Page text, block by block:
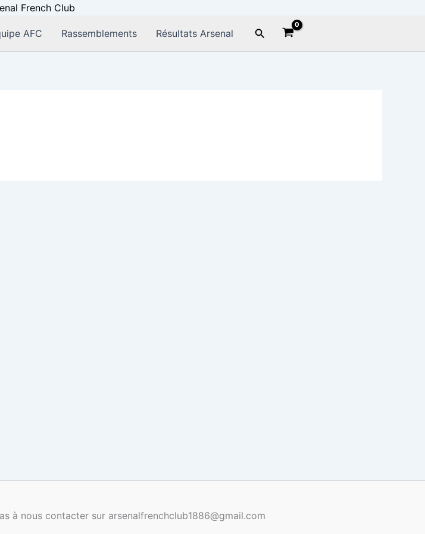
AFC Rassemblements Résultats Arsenal Rechercher
à nous contacter sur arsenalfrenchclub1886@gmail.com